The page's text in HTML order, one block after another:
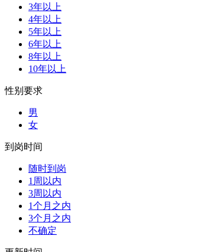
3年以上
4年以上
5年以上
6年以上
8年以上
10年以上
性别要求
男
女
到岗时间
随时到岗
1周以内
3周以内
1个月之内
3个月之内
不确定